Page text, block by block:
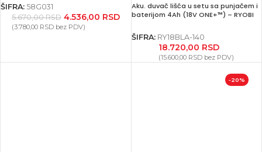
ŠIFRA: 58G031
5.670,00RSD 4.536,00 RSD
(3.780,00 RSDbez PDV)
Aku. duvač lišća u setu sa punjačem i
baterijom 4Ah (18V ONE+™) – RYOBI
ŠIFRA: RY18BLA-140
18.720,00 RSD
(15.600,00 RSD bez PDV)
-20%